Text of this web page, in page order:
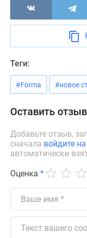
Траншевая
ипотека
Коттеджные
поселки
Новой
Москве
Готовые
коттеджные
поселки
коттеджные
Коттеджные
поселки
Теги:
#Forma #новое
Оставить отзыв
Добавьте отзыв,
сначала войдите
автоматически
Оценка *